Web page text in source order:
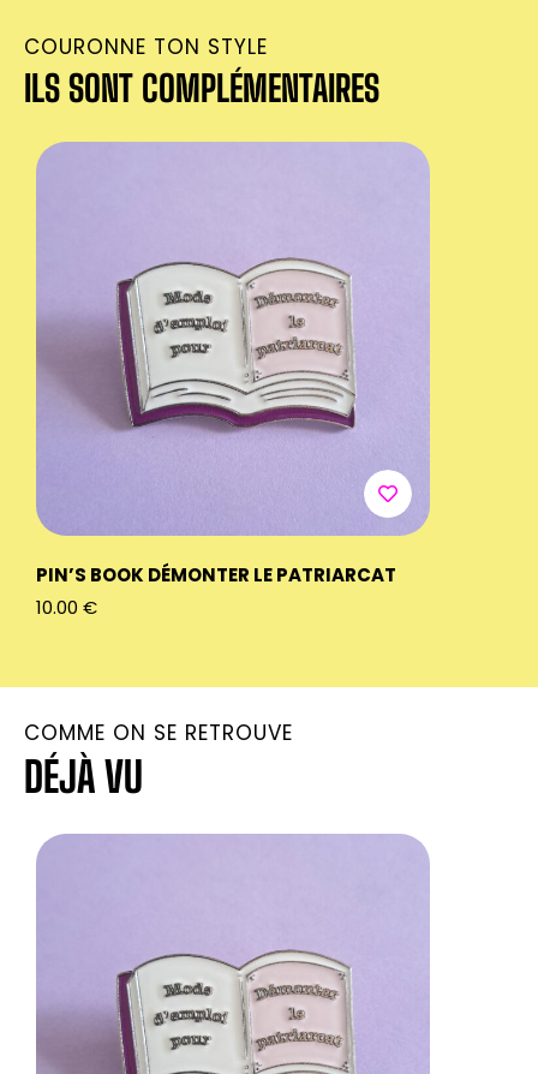
COURONNE TON STYLE
ILS SONT COMPLÉMENTAIRES
PIN’S BOOK DÉMONTER LE PATRIARCAT
10.00 €
COMME ON SE RETROUVE
DÉJÀ VU